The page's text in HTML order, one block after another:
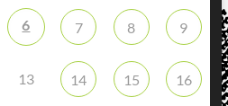
6 7 8 9
13 14 15 16